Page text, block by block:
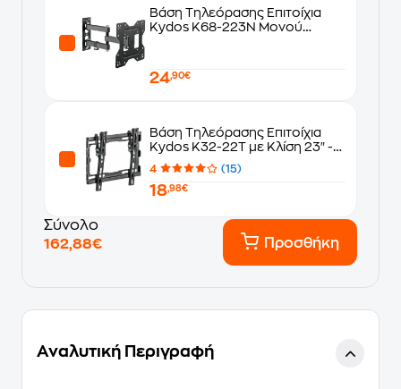
Βάση Τηλεόρασης Επιτοίχια
Kydos K68-223N Μονού
24,90€
Βάση Τηλεόρασης Επιτοίχια
Kydos K32-22T με Κλίση 23" -
43" έως 45 kg
4 (15)
18,98€
Σύνολο
162,88€
Προσθήκη
Αναλυτική Περιγραφή